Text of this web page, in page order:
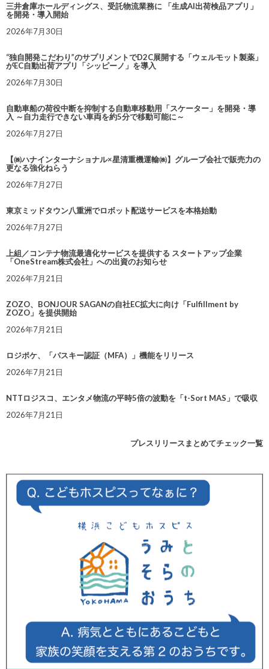
三井倉庫ホールディングス、受託物流業務に 「生成AI出荷検品アプリ」
を開発・導入開始
2026年7月30日
“独自開発こだわり”のサプリメントでD2C展開する「ウェルモット製薬」
がEC自動出荷アプリ「シッピーノ」を導入
2026年7月30日
自動車船の荷役中断を抑制する自動車移動用「スケーター」を開発・導
入 ～自力走行できない車両を約5分で移動可能に～
2026年7月27日
【㈱ハナインターナショナル×星清重機運輸㈱】グループ会社で販売力の
更なる強化ねらう
2026年7月27日
東京ミッドタウン八重洲でロボット配送サービスを本格始動
2026年7月27日
上組／コンテナ物流最適化サービスを提供する スタートアップ企業
「OneStream株式会社」への出資のお知らせ
2026年7月21日
ZOZO、BONJOUR SAGANの自社EC拡大に向け「Fulfillment by
ZOZO」を提供開始
2026年7月21日
ロジポケ、「パスキー認証（MFA）」機能をリリース
2026年7月21日
NTTロジスコ、エンタメ物流の平時5倍の波動を「t-Sort MAS」で吸収
2026年7月21日
プレスリリースまとめてチェック一覧